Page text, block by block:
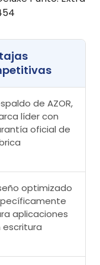
de AZOR,
líder con
oficial de
optimizado
aplicaciones
escritura